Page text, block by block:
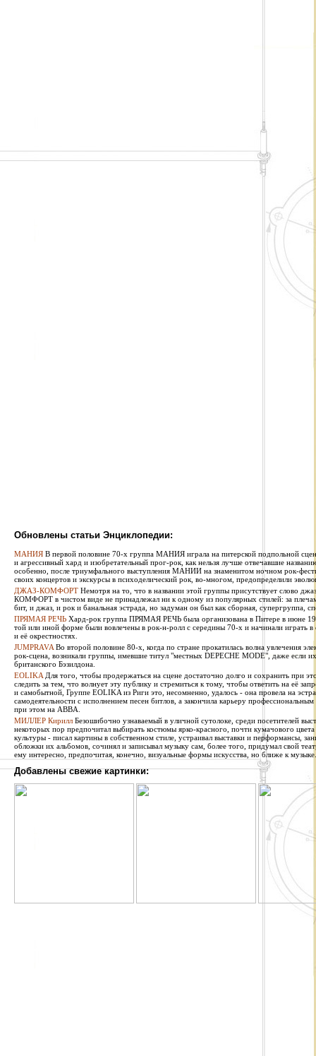
Обновлены статьи Энциклопедии:
МАНИЯ В первой половине 70-х группа МАНИЯ играла на питерской подпольной
и агрессивный хард и изобретательный прог-рок, как нельзя лучше отвечавшие
особенно, после триумфального выступления МАНИИ на знаменитом ночном рок-
своих концертов и экскурсы в психоделический рок, во-многом, предопределили
ДЖАЗ-КОМФОРТ Немотря на то, что в названии этой группы присутствует слово
КОМФОРТ в чистом виде не принадлежал ни к одному из популярных стилей: за
бит, и джаз, и рок и банальная эстрада, но задуман он был как сборная, супергруппа,
ПРЯМАЯ РЕЧЬ Хард-рок группа ПРЯМАЯ РЕЧЬ была организована в Питере в июне
той или иной форме были вовлечены в рок-н-ролл с середины 70-х и начинали играть
и её окрестностях.
JUMPRAVA Во второй половине 80-х, когда по стране прокатилась волна увлечения
рок-сцена, возникали группы, имевшие титул "местных DEPECHE MODE", даже если
британского Бэзилдона.
EOLIKA Для того, чтобы продержаться на сцене достаточно долго и сохранить при
следить за тем, что волнует эту публику и стремиться к тому, чтобы ответить на её
и самобытной, Группе EOLIKA из Риги это, несомненно, удалось - она провела на
самодеятельности с исполнением песен битлов, а закончила карьеру
при этом на ABBA.
МИЛЛЕР Кирилл Безошибочно узнаваемый в уличной сутолоке, среди посетителей
некоторых пор предпочитал выбирать костюмы ярко-красного, почти кумачового
культуры - писал картины в собственном стиле, устраивал выставки и перформансы,
обложки их альбомов, сочинял и записывал музыку сам, более того, придумал свой
ему интересно, предпочитая, конечно, визуальные формы искусства, но ближе к музыке.
Добавлены свежие картинки: